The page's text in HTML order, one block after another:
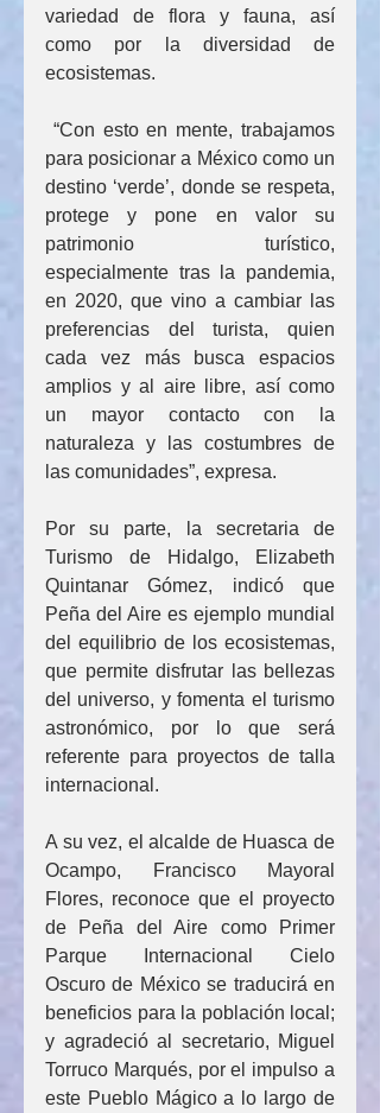
variedad de flora y fauna, así
como por la diversidad de
ecosistemas.
“Con esto en mente, trabajamos
para posicionar a México como un
destino ‘verde’, donde se respeta,
protege y pone en valor su
patrimonio turístico,
especialmente tras la pandemia,
en 2020, que vino a cambiar las
preferencias del turista, quien
cada vez más busca espacios
amplios y al aire libre, así como
un mayor contacto con la
naturaleza y las costumbres de
las comunidades”, expresa.
Por su parte, la secretaria de
Turismo de Hidalgo, Elizabeth
Quintanar Gómez, indicó que
Peña del Aire es ejemplo mundial
del equilibrio de los ecosistemas,
que permite disfrutar las bellezas
del universo, y fomenta el turismo
astronómico, por lo que será
referente para proyectos de talla
internacional.
A su vez, el alcalde de Huasca de
Ocampo, Francisco Mayoral
Flores, reconoce que el proyecto
de Peña del Aire como Primer
Parque Internacional Cielo
Oscuro de México se traducirá en
beneficios para la población local;
y agradeció al secretario, Miguel
Torruco Marqués, por el impulso a
este Pueblo Mágico a lo largo de